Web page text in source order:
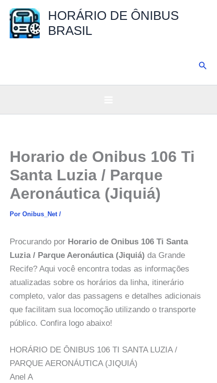
para
HORÁRIO DE ÔNIBUS
BRASIL
Horario de Onibus 106 Ti
Santa Luzia / Parque
Aeronáutica (Jiquiá)
Por Onibus_Net /
Procurando por Horario de Onibus 106 Ti Santa
Luzia / Parque Aeronáutica (Jiquiá) da Grande
Recife? Aqui você encontra todas as informações
atualizadas sobre os horários da linha, itinerário
completo, valor das passagens e detalhes adicionais
que facilitam sua locomoção utilizando o transporte
público. Confira logo abaixo!
HORÁRIO DE ÔNIBUS 106 TI SANTA LUZIA /
PARQUE AERONÁUTICA (JIQUIÁ)
Anel A